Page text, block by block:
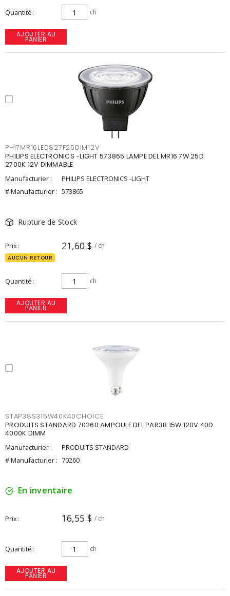
Quantité ch
AJOUTER AU
PANIER
PHI7MR16LED827F25DIM12V
PHILIPS ELECTRONICS -LIGHT 573865 LAMPE DEL MR16 7W 25D
2700K 12V DIMMABLE
Manufacturier :
PHILIPS ELECTRONICS -LIGHT
# Manufacturier : 573865
Rupture de Stock
Prix 21,60 $ / ch
AUCUN RETOUR
Quantité ch
AJOUTER AU
PANIER
STAP38S315W40K40CHOICE
PRODUITS STANDARD 70260 AMPOULE DEL PAR38 15W 120V 40D
4000K DIMM
Manufacturier :
PRODUITS STANDARD
# Manufacturier : 70260
En inventaire
Prix 16,55 $ / ch
Quantité ch
AJOUTER AU
PANIER